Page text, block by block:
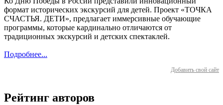
формат исторических экскурсий для детей. Проект «ТОЧКА
СЧАСТЬЯ. ДЕТИ», предлагает иммерсивные обучающие
программы, которые кардинально отличаются от
традиционных экскурсий и детских спектаклей.
Подробнее...
Добавить свой сайт
Рейтинг авторов